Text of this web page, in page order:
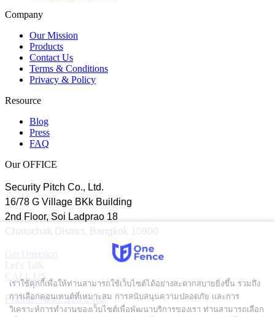
Company
Our Mission
Products
Contact Us
Terms & Conditions
Privacy & Policy
Resource
Blog
Press
FAQ
Our OFFICE
Security Pitch Co., Ltd.
16/78 G Village BKk Building
2nd Floor, Soi Ladprao 18
Chatuchak District, Bangkok 10900
Get Direction
Let’s Talk
CALL US
Phone: +66 2 103 6462
เราใช้คุกกี้เพื่อให้ท่านสามารถใช้เว็บไซต์ได้อย่างสะดวกสบายยิ่งขึ้น รวมถึง
การเลือกคอนเทนต์ที่เหมาะสม การสนับสนุนความปลอดภัย และการ
วิเคราะห์การทำงานของเว็บไซต์เพื่อพัฒนาบริการของเรา ท่านสามารถเลือก